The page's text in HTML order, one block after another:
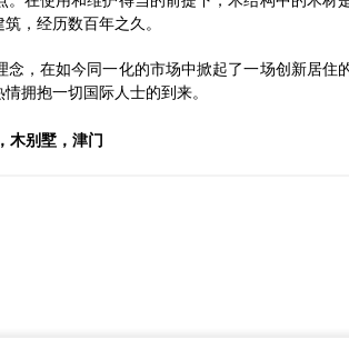
，经历数百年之久。
，在如今同一化的市场中掀起了一场创新居住
拥抱一切国际人士的到来。
木别墅，津门